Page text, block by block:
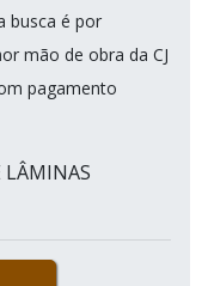
busca é por
mão de obra da CJ
pagamento
LÂMINAS